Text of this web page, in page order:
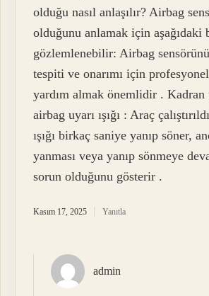
olduğu nasıl anlaşılır? Airbag
olduğunu anlamak için aşağıdaki
gözlemlenebilir: Airbag
tespiti ve onarımı için
yardım almak önemlidir . Kadran
airbag uyarı ışığı : Araç
ışığı birkaç saniye yanıp söner,
yanması veya yanıp sönmeye
sorun olduğunu gösterir .
Kasım 17, 2025 Yanıtla
admin